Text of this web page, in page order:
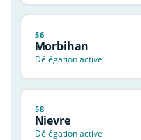
56
Morbihan
Délégation active
58
Nievre
Délégation active